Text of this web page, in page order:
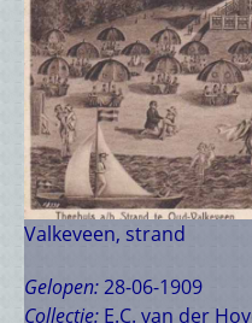
Valkeveen, strand
Gelopen:28-06-1909
Collectie: E.C. van der